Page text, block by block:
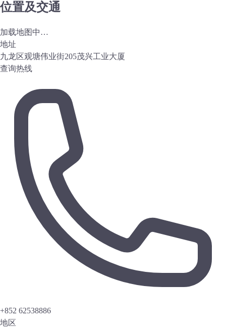
位置及交通
加载地图中…
地址
九龙区观塘伟业街205茂兴工业大厦
查询热线
+852 62538886
地区